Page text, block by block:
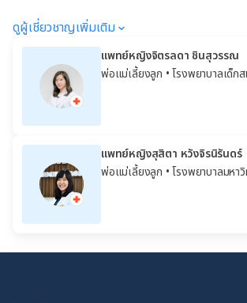
ดูผู้เชี่ยวชาญเพิ่มเติม
แพทย์หญิงจิตรลดา ชินสุวรรณ
พ่อแม่เลี้ยงลูก • โรงพยาบาลเด็ก
แพทย์หญิงสุสิตา หวังจิรนิรันดร์
พ่อแม่เลี้ยงลูก • โรงพยาบาลมหา